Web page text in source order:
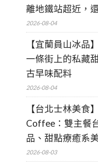
離地鐵站超近，
2026-08-04
【宜蘭員山冰品
一條街上的私藏
古早味配料
2026-08-04
【台北士林美食
Coffee：雙主餐
品、甜點療癒系
2026-08-03